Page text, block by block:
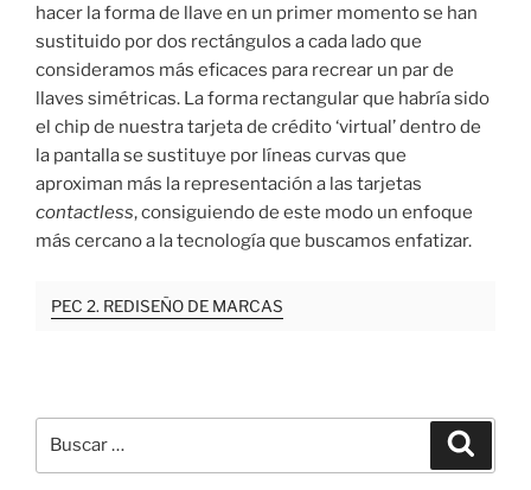
hacer la forma de llave en un primer momento se han
sustituido por dos rectángulos a cada lado que
consideramos más eficaces para recrear un par de
llaves simétricas. La forma rectangular que habría sido
el chip de nuestra tarjeta de crédito ‘virtual’ dentro de
la pantalla se sustituye por líneas curvas que
aproximan más la representación a las tarjetas
contactless, consiguiendo de este modo un enfoque
más cercano a la tecnología que buscamos enfatizar.
PEC 2. REDISEÑO DE MARCAS
por: